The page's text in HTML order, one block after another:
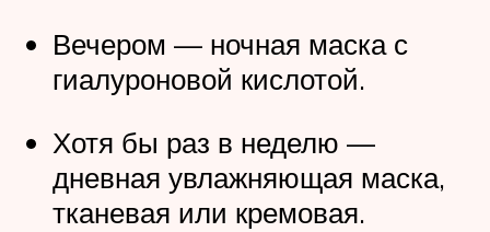
Вечером — ночная маска с
гиалуроновой кислотой.
Хотя бы раз в неделю —
дневная увлажняющая маска,
тканевая или кремовая.